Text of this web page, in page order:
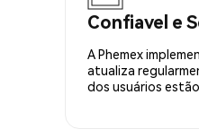
Confiavel e
A Phemex
atualiza
dos usuários